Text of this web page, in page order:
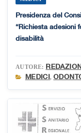
Presidenza del
“Richiesta adesioni
disabilità
AUTORE:
MEDICI,